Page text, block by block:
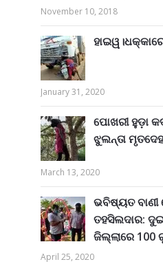
November 10, 2018
January 31, 2020
ପୋଖରୀ ହୁଡ଼ା
ଝୁଲନ୍ତା
March 13, 2020
ଭବିଷ୍ୟତ ବାଣୀ
ତହସିଲଦାର:
ଜିଲ୍ଲାରେ 100
April 25, 2020